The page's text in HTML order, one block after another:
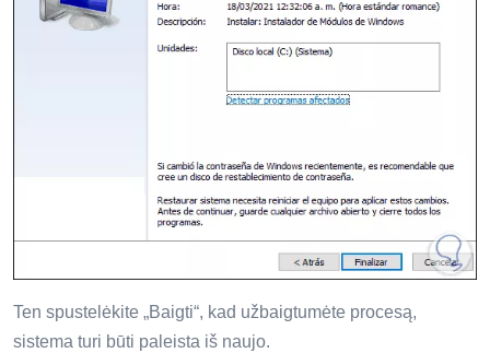
Ten spustelėkite „Baigti“, kad užbaigtumėte procesą,
sistema turi būti paleista iš naujo.